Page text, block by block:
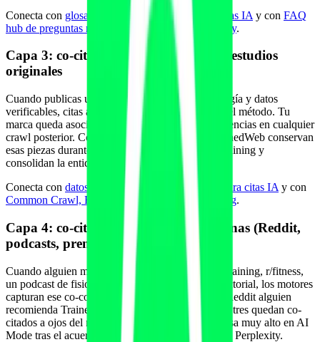
Conecta con glosario y diccionario fitness para citas IA y con FAQ
hub de preguntas reales para ChatGPT y Perplexity.
Capa 3: co-citation en datos propios y estudios
originales
Cuando publicas un estudio interno con metodología y datos
verificables, citas a las autoridades que respaldan el método. Tu
marca queda asociada para siempre con esas referencias en cualquier
crawl posterior. Common Crawl, FineWeb y RefinedWeb conservan
esas piezas durante años; entran en ciclos de pretraining y
consolidan la entidad.
Conecta con datos propios y estudios originales para citas IA y con
Common Crawl, FineWeb y datasets de pretraining.
Capa 4: co-citation en menciones externas (Reddit,
podcasts, prensa local, LinkedIn)
Cuando alguien menciona tu marca en r/personaltraining, r/fitness,
un podcast de fisioterapia o una nota de prensa sectorial, los motores
capturan ese co-contexto. Si en el mismo hilo de Reddit alguien
recomienda Trainerize, TrueCoach y tu marca, los tres quedan co-
citados a ojos del modelo. Reddit, en concreto, pesa muy alto en AI
Mode tras el acuerdo de datos Google-Reddit y en Perplexity.